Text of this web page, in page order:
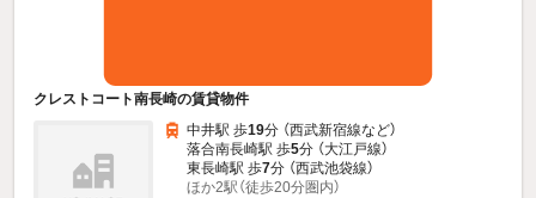
クレストコート南長崎の賃貸物件
中井駅 歩19分 （西武新宿線など）
落合南長崎駅 歩5分 （大江戸線）
東長崎駅 歩7分 （西武池袋線）
ほか2駅（徒歩20分圏内）